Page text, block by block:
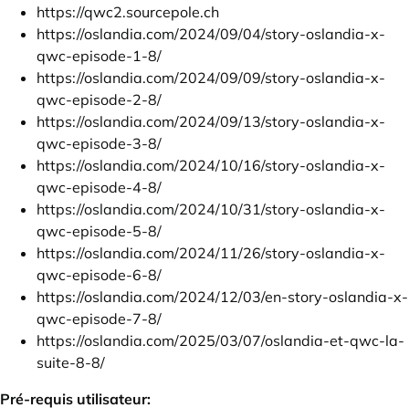
https://qwc2.sourcepole.ch
https://oslandia.com/2024/09/04/story-oslandia-x-
qwc-episode-1-8/
https://oslandia.com/2024/09/09/story-oslandia-x-
qwc-episode-2-8/
https://oslandia.com/2024/09/13/story-oslandia-x-
qwc-episode-3-8/
https://oslandia.com/2024/10/16/story-oslandia-x-
qwc-episode-4-8/
https://oslandia.com/2024/10/31/story-oslandia-x-
qwc-episode-5-8/
https://oslandia.com/2024/11/26/story-oslandia-x-
qwc-episode-6-8/
https://oslandia.com/2024/12/03/en-story-oslandia-x-
qwc-episode-7-8/
https://oslandia.com/2025/03/07/oslandia-et-qwc-la-
suite-8-8/
Pré-requis utilisateur: